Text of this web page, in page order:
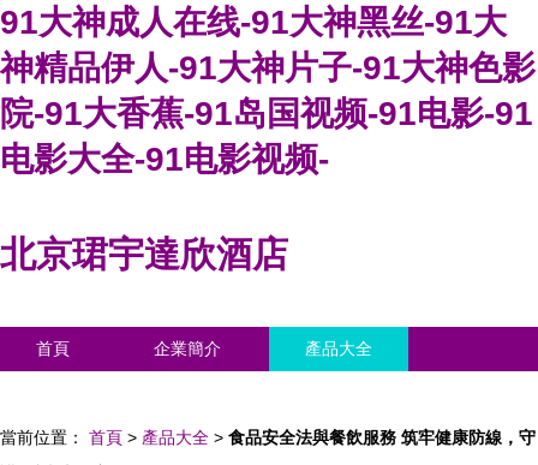
91大神成人在线-91大神黑丝-91大
神精品伊人-91大神片子-91大神色影
院-91大香蕉-91岛国视频-91电影-91
电影大全-91电影视频-
北京珺宇達欣酒店
首頁 企業簡介 產品大全
當前位置： 首頁 > 產品大全 > 食品安全法與餐飲服務 筑牢健康防線，守